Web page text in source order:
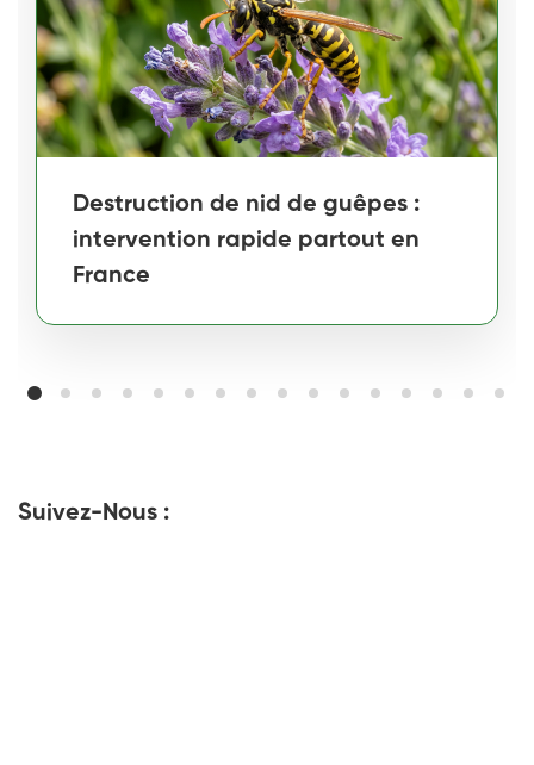
Destruction de nid de guêpes :
intervention rapide partout en
France
Suivez-Nous :